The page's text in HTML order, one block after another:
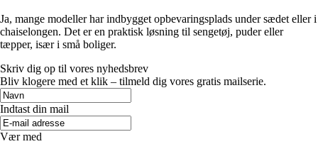
Ja, mange modeller har indbygget opbevaringsplads under sædet eller i
chaiselongen. Det er en praktisk løsning til sengetøj, puder eller
tæpper, især i små boliger.
Skriv dig op til vores nyhedsbrev
Bliv klogere med et klik – tilmeld dig vores gratis mailserie.
Indtast din mail
Vær med